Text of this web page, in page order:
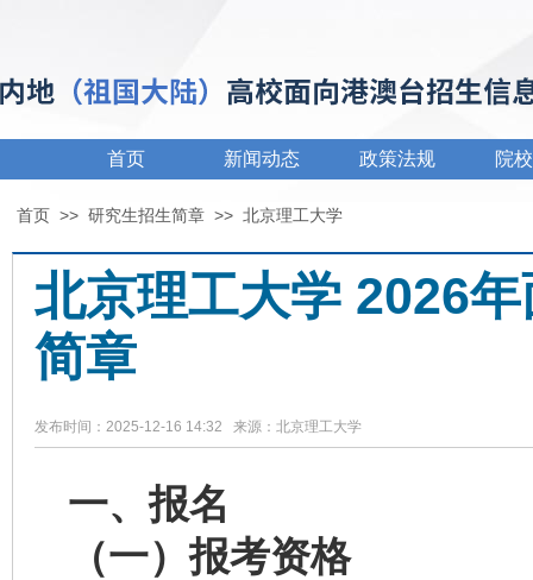
首页 新闻动态 政策法规 院
首页 >> 研究生招生简章 >> 北京理工大学
北京理工大学 2026
简章
发布时间：2025-12-16 14:32 来源：北京理工大学
一、报名
（一）报考资格